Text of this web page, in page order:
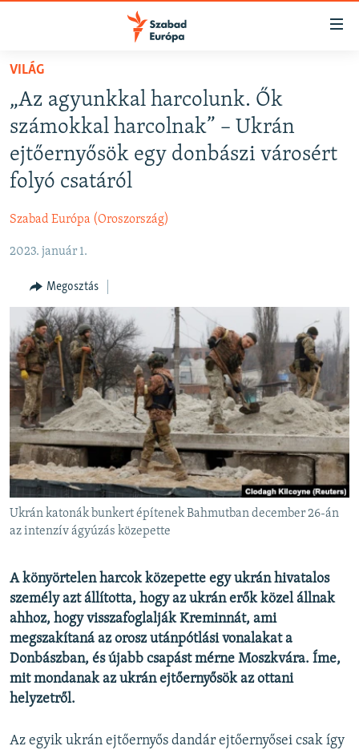
Akadálymentes
Ugrás
fő
oldalra
Ugrás
tartalomjegyzékre
keresésre
AKTUÁLIS
PODCASTOK
VIDEÓK
SZABADON
TÁRSADALOM
DEMOKRÁCIA
A PÉNZ NYOMÁBAN
EURÓPAI UNIÓ
VILÁG
KLÍMAVÁLTOZÁS
A MÚLT TANULSÁGAI
Valamennyi RFE/RL weboldal
VILÁG
„Az agyunkkal harcolunk. Ők
számokkal harcolnak” – Ukrán
ejtőernyősök egy donbászi városért
folyó csatáról
Szabad Európa (Oroszország)
2023. január 1.
Megosztás
Ukrán katonák bunkert építenek Bahmutban december 26-án
az intenzív ágyúzás közepette
A könyörtelen harcok közepette egy ukrán hivatalos
személy azt állította, hogy az ukrán erők közel állnak
ahhoz, hogy visszafoglalják Kreminnát, ami
megszakítaná az orosz utánpótlási vonalakat a
Donbászban, és újabb csapást mérne Moszkvára. Íme,
mit mondanak az ukrán ejtőernyősök az ottani
helyzetről.
Az egyik ukrán ejtőernyős dandár ejtőernyősei csak így
FELIRATKOZÁS